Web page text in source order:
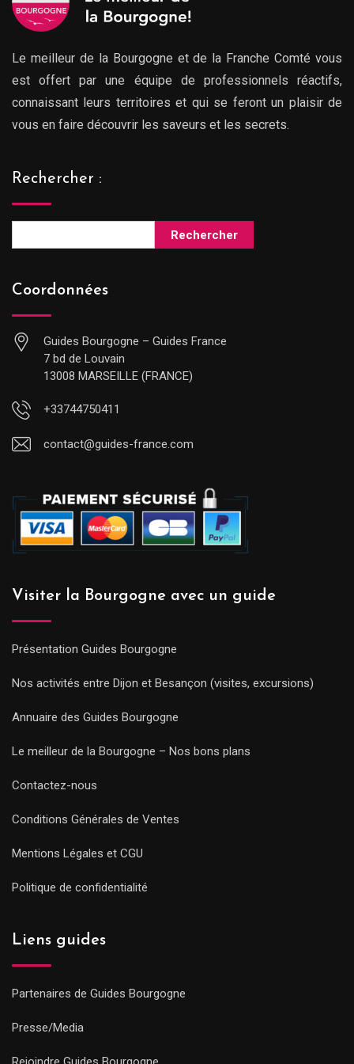
Le meilleur de la Bourgogne et de la Franche Comté vous
est offert par une équipe de professionnels réactifs,
connaissant leurs territoires et qui se feront un plaisir de
vous en faire découvrir les saveurs et les secrets.
Rechercher :
Rechercher
Coordonnées
Guides Bourgogne – Guides France
7 bd de Louvain
13008 MARSEILLE (FRANCE)
+33744750411
contact@guides-france.com
Visiter la Bourgogne avec un guide
Présentation Guides Bourgogne
Nos activités entre Dijon et Besançon (visites, excursions)
Annuaire des Guides Bourgogne
Le meilleur de la Bourgogne – Nos bons plans
Contactez-nous
Conditions Générales de Ventes
Mentions Légales et CGU
Politique de confidentialité
Liens guides
Partenaires de Guides Bourgogne
Presse/Media